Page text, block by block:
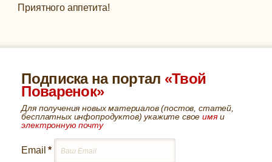
Приятного аппетита!
Подписка на портал «Твой
Поваренок»
Для получения новых материалов (постов, статей,
бесплатных инфопродуктов) укажите своеимяи
электронную почту
Email *